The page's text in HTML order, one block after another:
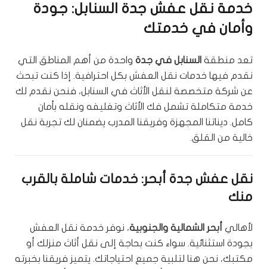
خدمة نقل عفش جدة السنابل: جودة
وأمان في خدمتك
تعد منطقة السنابل في جدة واحدة من أهم المناطق التي
نقدم فيها خدمات نقل العفش بكل احترافية. إذا كنت تبحث
عن شركة متخصصة لنقل الأثاث في السنابل، فنحن نقدم لك
خدمة متكاملة تشمل فك الأثاث وتغليفه ونقله بأمان
كامل. ديناتنا المجهزة وفريقنا المدرب يضمنان لك تجربة نقل
خالية من القلق.
نقل عفش جدة أبحر: خدمات شاملة بالقرب
منك
لأهالي أبحر الشمالية والجنوبية، نوفر خدمة نقل العفش
بجودة استثنائية. سواء كنت بحاجة إلى نقل أثاث منزلك أو
مكتبك، نحن هنا لتلبية جميع احتياجاتك. يتميز فريقنا بخبرته